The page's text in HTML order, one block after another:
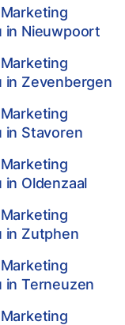
in Nieuwpoort
in Zevenbergen
in Stavoren
in Oldenzaal
in Zutphen
in Terneuzen